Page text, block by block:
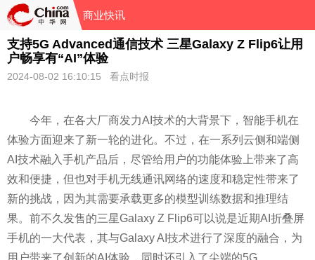
商业快讯
支持5G Advanced通信技术 三星Galaxy Z Flip6让用
户畅享有“AI”体验
2024-08-02 16:10:15 看点时报
今年，在各大厂商发力AI技术的大背景下，智能手机在
体验方面迎来了新一轮的进化。不过，在一系列云侧和端侧
AI技术融入手机产品后，尽管给用户的功能体验上带来了高
效和便捷，但也对手机无线通讯网络的速度和稳定性带来了
新的挑战，因为其需要承载更多的模型训练数据和推理结
果。前不久发售的三星Galaxy Z Flip6可以说是近期AI折叠屏
手机的一大代表，其与Galaxy AI技术进行了深度的融合，为
用户带来了创新的AI体验，同时还引入了尖端的5G